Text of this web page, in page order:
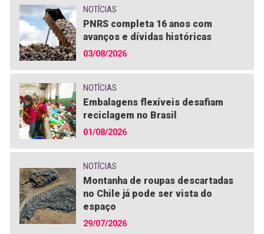
NOTÍCIAS
PNRS completa 16 anos com
avanços e dívidas históricas
03/08/2026
NOTÍCIAS
Embalagens flexíveis desafiam
reciclagem no Brasil
01/08/2026
NOTÍCIAS
Montanha de roupas descartadas
no Chile já pode ser vista do
espaço
29/07/2026